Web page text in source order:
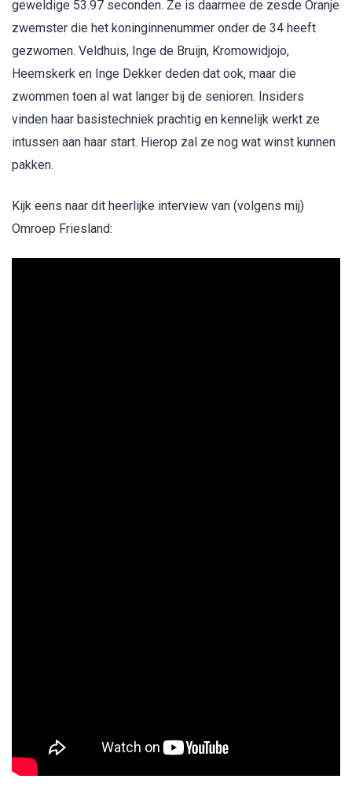
geweldige 53.97 seconden. Ze is daarmee de zesde Oranje
zwemster die het koninginnenummer onder de 34 heeft
gezwomen. Veldhuis, Inge de Bruijn, Kromowidjojo,
Heemskerk en Inge Dekker deden dat ook, maar die
zwommen toen al wat langer bij de senioren. Insiders
vinden haar basistechniek prachtig en kennelijk werkt ze
intussen aan haar start. Hierop zal ze nog wat winst kunnen
pakken.
Kijk eens naar dit heerlijke interview van (volgens mij)
Omroep Friesland: